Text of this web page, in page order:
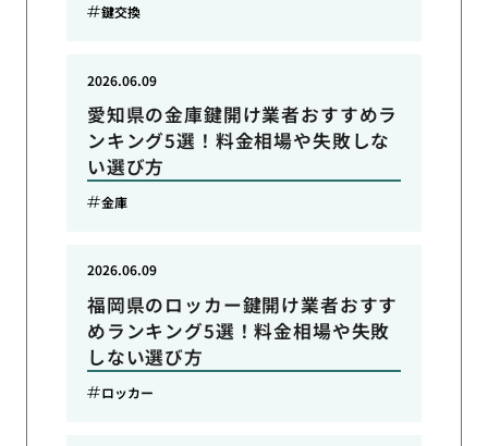
鍵交換
愛知県の金庫鍵開け業者おすすめラ
ンキング5選！料金相場や失敗しな
い選び方
2026.06.09
金庫
福岡県のロッカー鍵開け業者おすす
めランキング5選！料金相場や失敗
しない選び方
2026.06.09
ロッカー